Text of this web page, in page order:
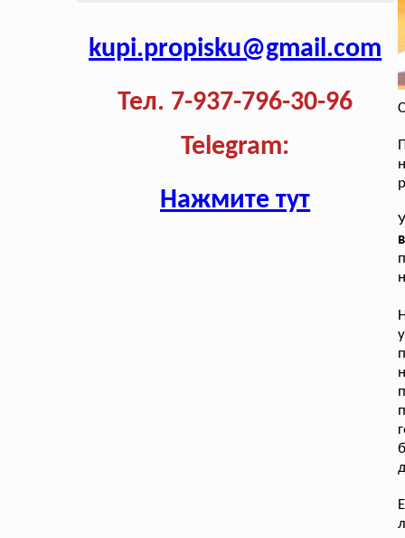
kupi.propisku@gmail.com
Тел. 7-937-796-30-96
Telegram:
Нажмите тут